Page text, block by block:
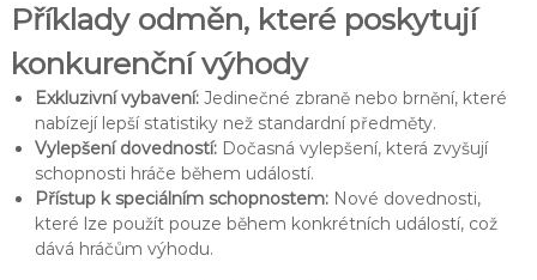
Příklady odměn, které poskytují
konkurenční výhody
Exkluzivní vybavení:Jedinečné zbraně nebo brnění, které
nabízejí lepší statistiky než standardní předměty.
Vylepšení dovedností:Dočasná vylepšení, která zvyšují
schopnosti hráče během událostí.
Přístup k speciálním schopnostem:Nové dovednosti,
které lze použít pouze během konkrétních událostí, což
dává hráčům výhodu.